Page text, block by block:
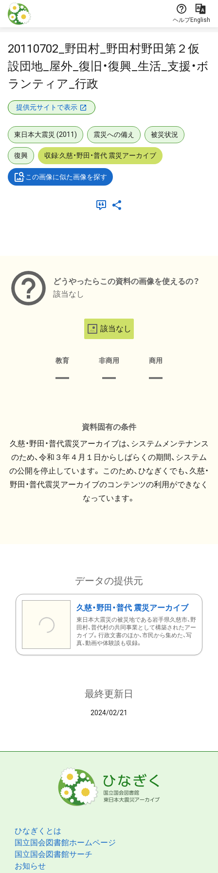
本文に飛ぶ
ヘルプEnglish
20110702_野田村_野田村野田第２仮
設団地_屋外_復旧・復興_生活_支援・ボ
ランティア_行政
提供元サイトで表示
東日本大震災 (2011) 震災への備え 被災状況
復興 収録:久慈・野田・普代 震災アーカイブ
この画像に似た画像を探す
どうやったらこの資料の画像を使えるの？
該当なし
該当なし
教育 非商用 商用
資料固有の条件
久慈・野田・普代震災アーカイブは、システムメンテナンス
のため、令和３年４月１日からしばらくの期間、システム
の公開を停止しています。 このため、ひなぎくでも、久慈・
野田・普代震災アーカイブのコンテンツの利用ができなく
なっています。
データの提供元
久慈・野田・普代 震災アーカイブ
東日本大震災の被災地である岩手県久慈市、野
田村、普代村の共同事業として構築されたアー
カイブ。行政文書のほか、市民から集めた、写
真、動画や体験談も収録。
最終更新日
2024/02/21
ひなぎくとは
国立国会図書館ホームページ
国立国会図書館サーチ
お知らせ